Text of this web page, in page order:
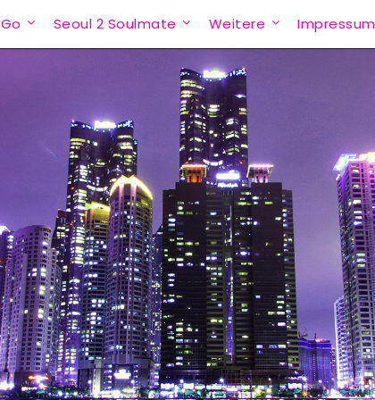
Seoul 2 Soulmate Weitere Impressum